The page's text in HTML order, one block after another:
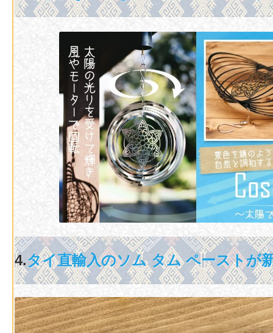
4.タイ直輸入のソム タム ペーストが